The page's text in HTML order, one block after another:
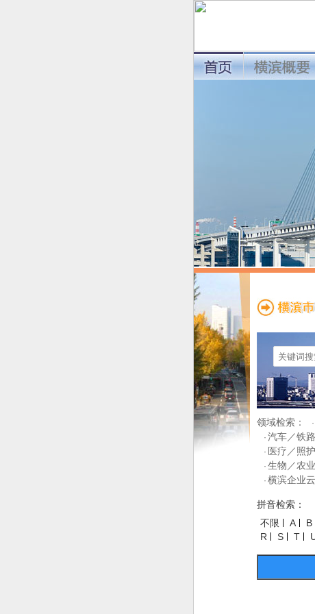
领域检索： ·
· 汽车／铁
· 医疗／照
· 生物／农业
· 横滨企业
拼音检索：
不限
A B
R
S T